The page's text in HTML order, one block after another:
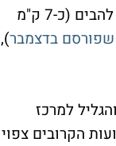
שפורסם בדצמבר),
למרכז
הקרובים צפוי